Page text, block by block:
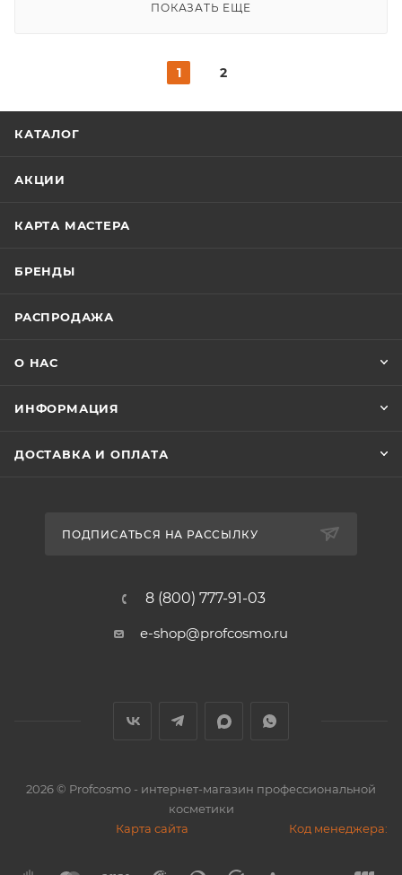
ПОКАЗАТЬ ЕЩЕ
1 2
КАТАЛОГ
АКЦИИ
КАРТА МАСТЕРА
БРЕНДЫ
РАСПРОДАЖА
О НАС
ИНФОРМАЦИЯ
ДОСТАВКА И ОПЛАТА
ПОДПИСАТЬСЯ НА РАССЫЛКУ
8 (800) 777-91-03
e-shop@profcosmo.ru
2026© Profcosmo - интернет-магазин профессиональной
косметики
Карта сайта
Код менеджера: